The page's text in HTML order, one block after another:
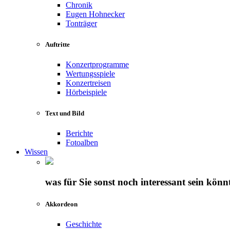
Chronik
Eugen Hohnecker
Tonträger
Auftritte
Konzertprogramme
Wertungsspiele
Konzertreisen
Hörbeispiele
Text und Bild
Berichte
Fotoalben
Wissen
was für Sie sonst noch interessant sein
Akkordeon
Geschichte